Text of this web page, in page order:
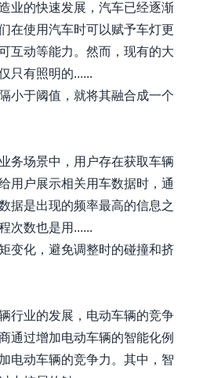
业的快速发展，汽车已经逐渐
在使用汽车时可以赋予车灯更
互动等能力。然而，现有的大
只有照明的......
小于阈值，就将其融合成一个
务场景中，用户存在获取车辆
用户展示相关用车数据时，通
据是出现的频率最高的信息之
次数也是用......
变化，避免调整时的碰撞和挤
行业的发展，电动车辆的竞争
通过增加电动车辆的智能化例
电动车辆的竞争力。其中，智